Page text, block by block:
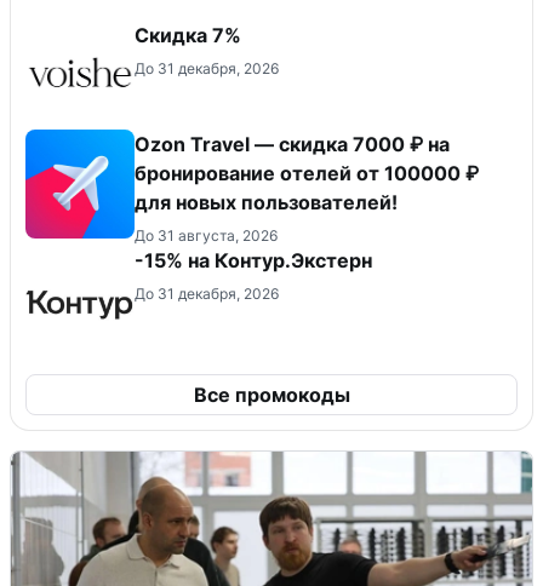
​Скидка 7%
До 31 декабря, 2026
Ozon Travel — скидка 7000 ₽ на
бронирование отелей от 100000 ₽
для новых пользователей!
До 31 августа, 2026
-15% на Контур.Экстерн
До 31 декабря, 2026
Все промокоды